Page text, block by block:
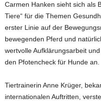
Carmen Hanken sieht sich als
Tiere“ für die Themen
erster Linie auf der
bewegenden Pferd und
wertvolle Aufklärungsarbeit
den Pfotencheck für Hunde an.
Tiertrainerin Anne Krüger,
internationalen Auftritten,